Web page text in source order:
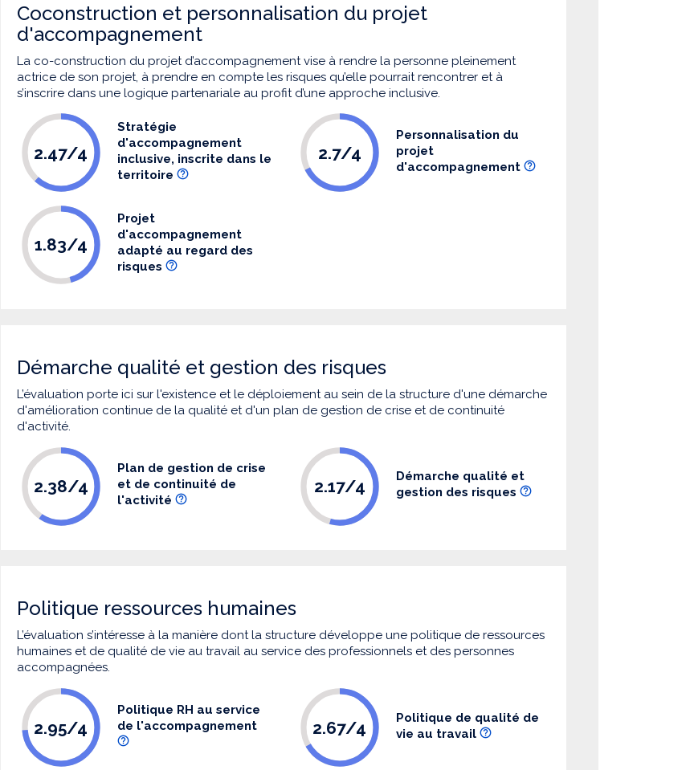
Coconstruction et personnalisation du projet
d'accompagnement
La co-construction du projet d’accompagnement vise à rendre la personne pleinement
actrice de son projet, à prendre en compte les risques qu’elle pourrait rencontrer et à
s’inscrire dans une logique partenariale au profit d’une approche inclusive.
2.47/4
Stratégie
d'accompagnement
inclusive, inscrite dans le
territoire
2.7/4
Personnalisation du
projet
d'accompagnement
1.83/4
Projet
d'accompagnement
adapté au regard des
risques
Démarche qualité et gestion des risques
L’évaluation porte ici sur l'existence et le déploiement au sein de la structure d'une démarche
d'amélioration continue de la qualité et d'un plan de gestion de crise et de continuité
d'activité.
2.38/4
Plan de gestion de crise
et de continuité de
l'activité
2.17/4
Démarche qualité et
gestion des risques
Politique ressources humaines
L’évaluation s’intéresse à la manière dont la structure développe une politique de ressources
humaines et de qualité de vie au travail au service des professionnels et des personnes
accompagnées.
2.95/4
Politique RH au service
de l'accompagnement
2.67/4
Politique de qualité de
vie au travail